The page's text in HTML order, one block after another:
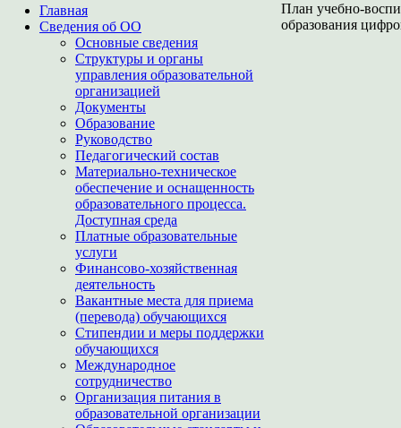
Главная
Сведения об ОО
Основные сведения
Структуры и органы
управления образовательной
организацией
Документы
Образование
Руководство
Педагогический состав
Материально-техническое
обеспечение и оснащенность
образовательного процесса.
Доступная среда
Платные образовательные
услуги
Финансово-хозяйственная
деятельность
Вакантные места для приема
(перевода) обучающихся
Стипендии и меры поддержки
обучающихся
Международное
сотрудничество
Организация питания в
образовательной организации
План учебно-
образования